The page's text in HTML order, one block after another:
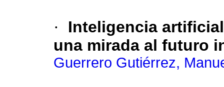
·
Inteligencia
una mirada al futuro
Guerrero Gutiérrez,